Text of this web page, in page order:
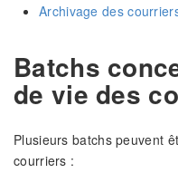
Archivage des
Batchs
de vie des
Plusieurs batchs peuvent
courriers :